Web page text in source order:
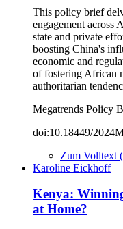
This policy brief
engagement across
state and private
boosting China's
economic and
of fostering African
authoritarian
Megatrends Policy
doi:10.18449/
Zum Volltext
Karoline Eickhoff
Kenya:
at Home?